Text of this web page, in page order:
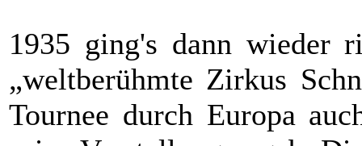
1935 ging's dann wieder
„weltberühmte Zirkus
Tournee durch Europa